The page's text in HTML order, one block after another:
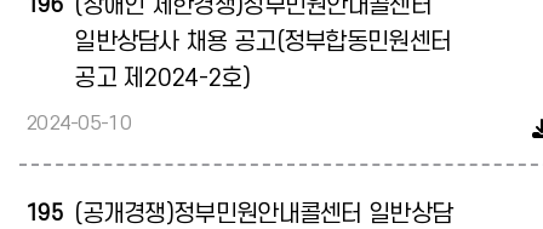
196 (장애인 제한경쟁)정부민원안내콜센터
일반상담사 채용 공고(정부합동민원센터
공고 제2024-2호)
2024-05-10
195 (공개경쟁)정부민원안내콜센터 일반상담